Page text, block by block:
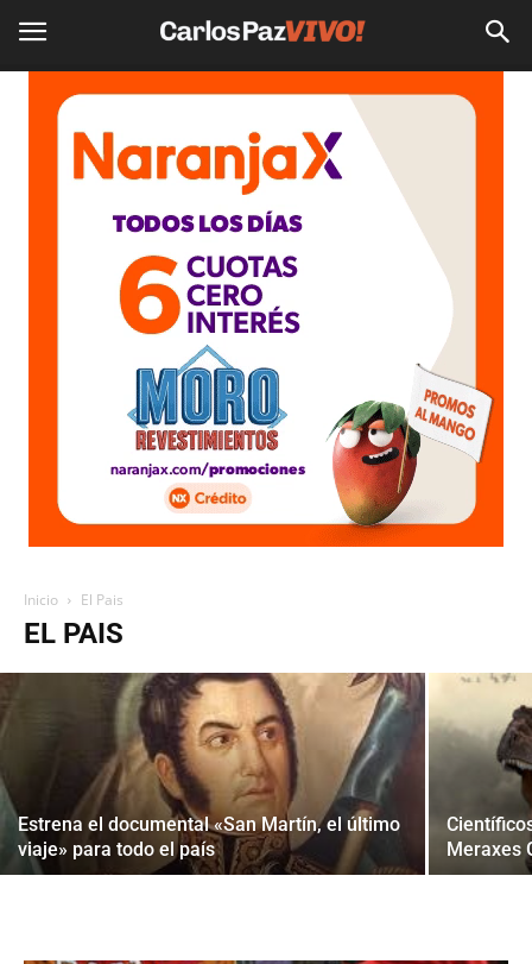
Inicio El Pais
EL PAIS
Aumentaron a 44 los casos de sarampión
en el país
Estrena el documental «San Martín, el último
viaje» para todo el país
Meraxes